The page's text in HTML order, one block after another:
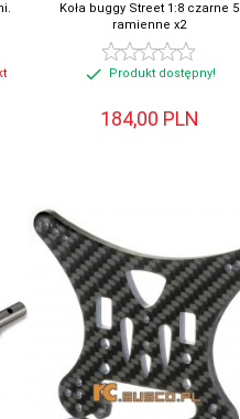
Koła buggy Street 1:8 czarne 5
ramienne x2
Produkt dostępny!
184,00 PLN